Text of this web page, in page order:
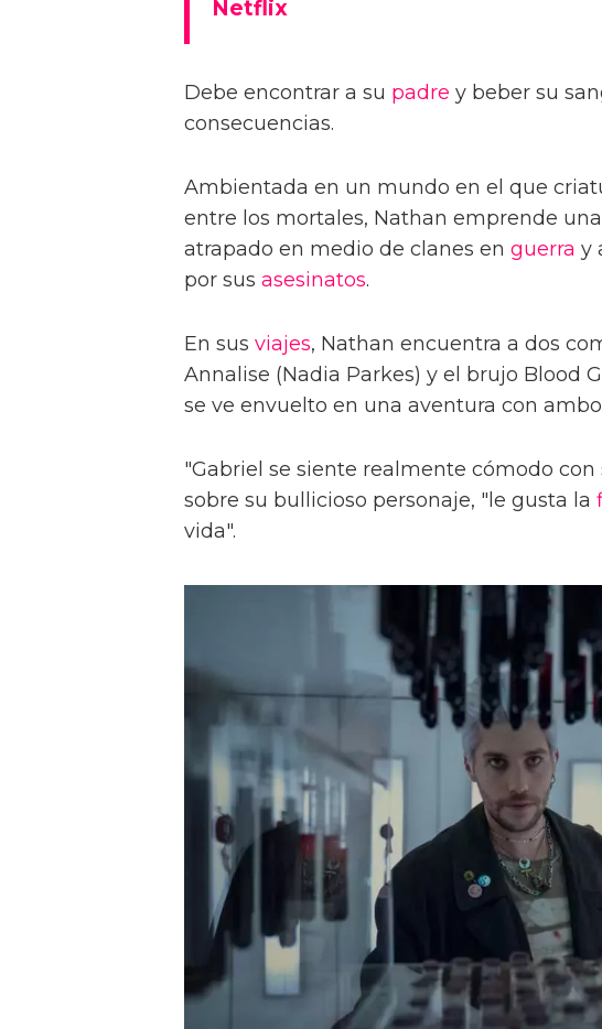
Netflix
Debe encontrar a su padre y beber su
consecuencias.
Ambientada en un mundo en el que
entre los mortales, Nathan emprende
atrapado en medio de clanes en guerra y
por sus asesinatos.
En sus viajes, Nathan encuentra a dos
Annalise (Nadia Parkes) y el brujo Blood
se ve envuelto en una aventura con
"Gabriel se siente realmente cómodo con
sobre su bullicioso personaje, "le gusta la
vida".